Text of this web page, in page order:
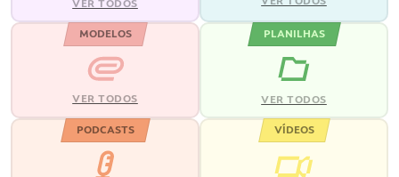
VER TODOS
MODELOS
VER TODOS
PLANILHAS
VER TODOS
PODCASTS VÍDEOS